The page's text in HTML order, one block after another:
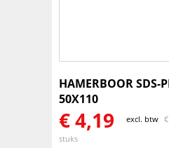
HAMERBOOR SDS-
50X110
€4,19 excl. btw €
stuks